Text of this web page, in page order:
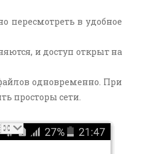
пересмотреть в удобное
и доступ открыт на
одновременно. При
просторы сети.